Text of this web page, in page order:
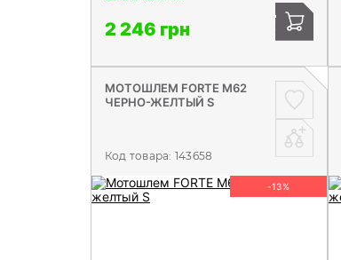
2 246 грн
МОТОШЛЕМ FORTE М62
ЧЕРНО-ЖЕЛТЫЙ S
Код товара: 143658
-13%